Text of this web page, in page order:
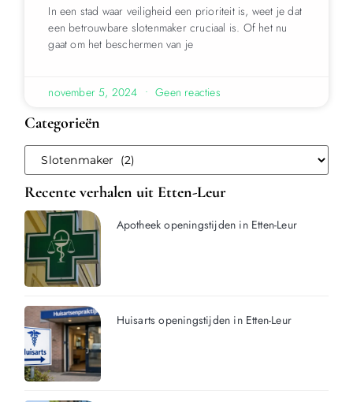
Categorieën
Recente verhalen uit Etten-Leur
Apotheek openingstijden in Etten-Leur
Huisarts openingstijden in Etten-Leur
In een stad waar veiligheid een prioriteit is, weet je dat
een betrouwbare slotenmaker cruciaal is. Of het nu
gaat om het beschermen van je
november 5, 2024 Geen reacties